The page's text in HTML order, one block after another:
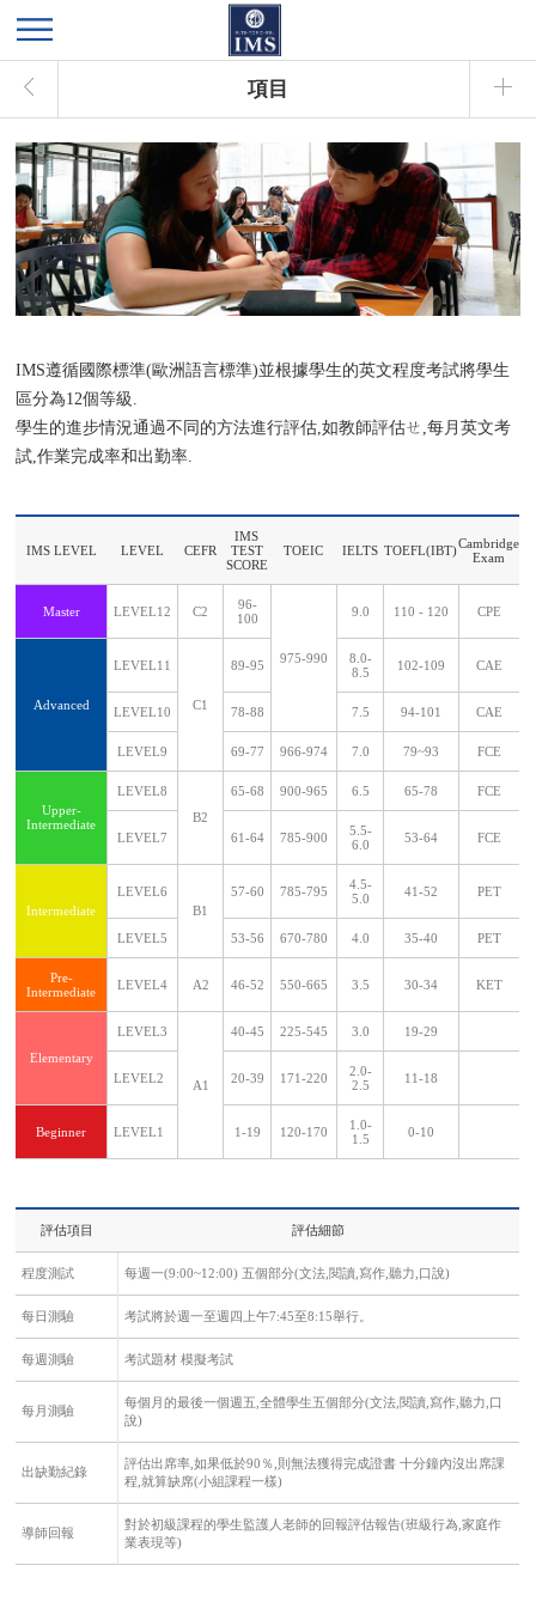
項目
IMS遵循國際標準(歐洲語言標準)並根據學生的英文程度考試將學生
區分為12個等級.
學生的進步情況通過不同的方法進行評估,如教師評估ㄝ,每月英文考
試,作業完成率和出勤率.
IMS LEVEL LEVEL CEFR
IMS
TEST
SCORE
TOEIC IELTS TOEFL(IBT)Cambridge
Exam
Master LEVEL12 C2
96-
100
975-990
9.0 110 - 120 CPE
Advanced
LEVEL11
C1
89-95
8.0-
8.5
102-109 CAE
LEVEL10 78-88 7.5 94-101 CAE
LEVEL9 69-77 966-974 7.0 79~93 FCE
Upper-
Intermediate
LEVEL8
B2
65-68 900-965 6.5 65-78 FCE
LEVEL7 61-64 785-900
5.5-
6.0
53-64 FCE
Intermediate
LEVEL6
B1
57-60 785-795
4.5-
5.0
41-52 PET
LEVEL5 53-56 670-780 4.0 35-40 PET
Pre-
Intermediate
LEVEL4 A2 46-52 550-665 3.5 30-34 KET
Elementary
LEVEL3
A1
40-45 225-545 3.0 19-29
LEVEL2 20-39 171-220
2.0-
2.5
11-18
Beginner LEVEL1 1-19 120-170
1.0-
1.5
0-10
評估項目 評估細節
程度測試 每週一(9:00~12:00) 五個部分(文法,閱讀,寫作,聽力,口說)
每日測驗 考試將於週一至週四上午7:45至8:15舉行。
每週測驗 考試題材 模擬考試
每月測驗
每個月的最後一個週五,全體學生五個部分(文法,閱讀,寫作,聽力,口
說)
出缺勤紀錄
評估出席率,如果低於90％,則無法獲得完成證書 十分鐘內沒出席課
程,就算缺席(小組課程一樣)
導師回報
對於初級課程的學生監護人老師的回報評估報告(班級行為,家庭作
業表現等)